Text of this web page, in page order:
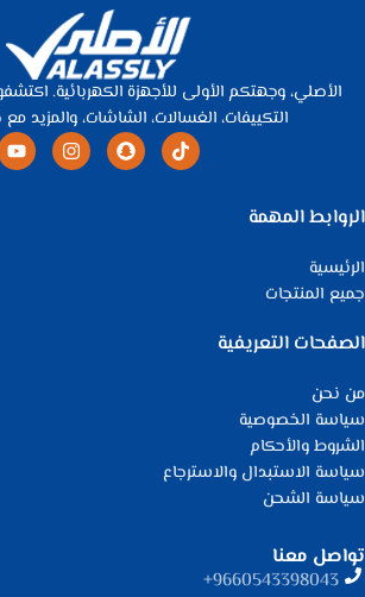
الأصلي، وجهتكم الأولى للأجهزة الكهربائية.
التكييفات، الغسالات، الشاشات، والمزيد
الروابط المهمة
الرئيسية
جميع المنتجات
الصفحات التعريفية
من نحن
سياسة الخصوصية
الشروط والأحكام
سياسة الاستبدال والاسترجاع
سياسة الشحن
تواصل معنا
9660543398043⁩+